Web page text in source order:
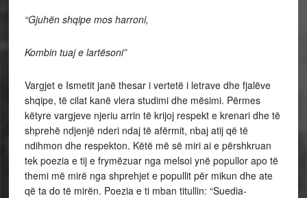
“Gjuhën shqipe mos harroni,
Kombin tuaj e lartësoni”
Vargjet e Ismetit janë thesar i vertetë i letrave dhe fjalëve
shqipe, të cilat kanë vlera studimi dhe mësimi. Përmes
këtyre vargjeve njeriu arrin të krijoj respekt e krenari dhe të
shprehë ndjenjë nderi ndaj të afërmit, nbaj atij që të
ndihmon dhe respekton. Këtë më së miri ai e përshkruan
tek poezia e tij e frymëzuar nga melsoi ynë popullor apo të
themi më mirë nga shprehjet e popullit për mikun dhe ate
që ta do të mirën. Poezia e ti mban titullin: “Suedia-